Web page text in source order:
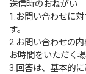
送信時のおねがい
1.お問い合わせに
す。
2.お問い合わせの
お時間をいただく
3.回答は、基本的